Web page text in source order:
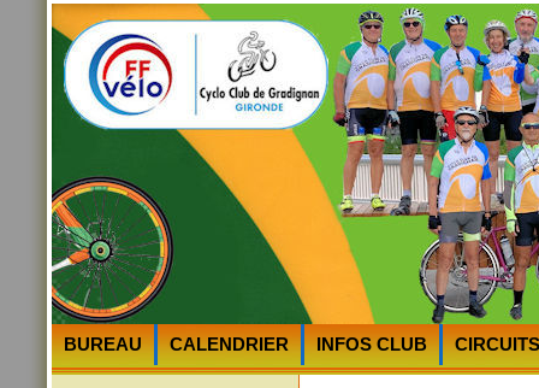
BUREAU CALENDRIER INFOS CLUB
CIRCUITS